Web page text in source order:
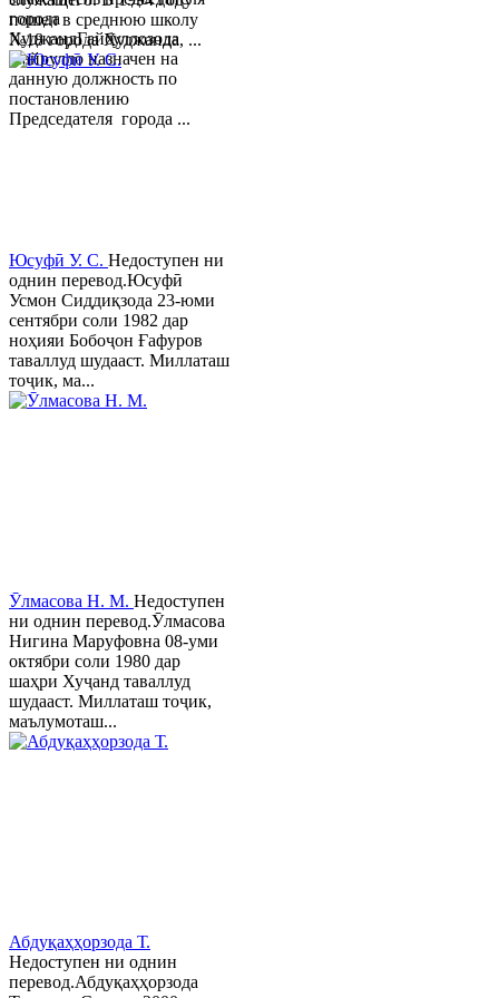
города
ХуджандГайбуллозода
Хайрулло назначен на
данную должность по
постановлению
Председателя города ...
пошел в среднюю школу
№18 города Худжанда, ...
Юсуфӣ У. C. Недоступен ни
однин перевод.Юсуфӣ
Усмон Сиддиқзода 23-юми
сентябри соли 1982 дар
ноҳияи Бобоҷон Ғафуров
таваллуд шудааст. Миллаташ
тоҷик, ма...
Ӯлмасова Н. М. Недоступен
ни однин перевод.Ӯлмасова
Нигина Маруфовна 08-уми
октябри соли 1980 дар
шаҳри Хуҷанд таваллуд
шудааст. Миллаташ тоҷик,
маълумоташ...
Абдуқаҳҳорзода Т.
Недоступен ни однин
перевод.Абдуқаҳҳорзода